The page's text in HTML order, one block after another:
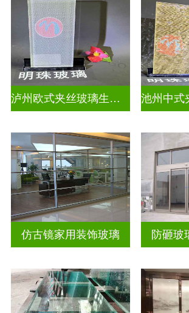
泸州欧式夹丝玻璃生产厂家地址
仿古镜家用装饰玻璃 防砸玻